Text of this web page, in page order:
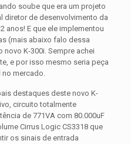
soube que era um projeto
diretor de desenvolvimento da
anos! E que ele implementou
(mais abaixo falo dessa
K-300i. Sempre achei
e por isso mesmo seria peça
no mercado.
destaques deste novo K-
circuito totalmente
de 771VA com 80.000uF
Cirrus Logic CS3318 que
os sinais de entrada